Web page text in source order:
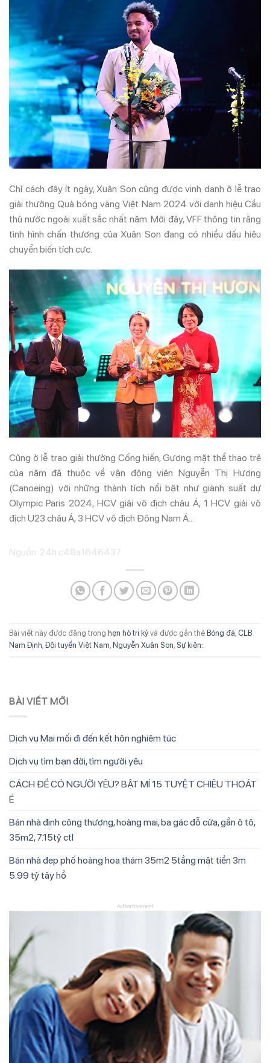
Chỉ cách đây ít ngày, Xuân Son cũng được vinh danh ở lễ trao
giải thưởng Quả bóng vàng Việt Nam 2024 với danh hiệu Cầu
thủ nước ngoài xuất sắc nhất năm. Mới đây, VFF thông tin rằng
tình hình chấn thương của Xuân Son đang có nhiều dấu hiệu
chuyển biến tích cực.
Cũng ở lễ trao giải thưởng Cống hiến, Gương mặt thể thao trẻ
của năm đã thuộc về vận động viên Nguyễn Thị Hương
(Canoeing) với những thành tích nổi bật như giành suất dự
Olympic Paris 2024, HCV giải vô địch châu Á, 1 HCV giải vô
địch U23 châu Á, 3 HCV vô địch Đông Nam Á…
Nguồn: 24h c48a1646437
Bài viết này được đăng trong hẹn hò tri kỷ và được gắn thẻ Bóng đá, CLB
Nam Định, Đội tuyển Việt Nam, Nguyễn Xuân Son, Sự kiện:.
BÀI VIẾT MỚI
Dịch vụ Mai mối đi đến kết hôn nghiêm túc
Dịch vụ tìm bạn đời, tìm người yêu
CÁCH ĐỂ CÓ NGƯỜI YÊU? BẬT MÍ 15 TUYỆT CHIÊU THOÁT
Ế
Bán nhà định công thượng, hoàng mai, ba gác đỗ cửa, gần ô tô,
35m2, 7.15tỷ ctl
Bán nhà đẹp phố hoàng hoa thám 35m2 5tầng mặt tiền 3m
5.99 tỷ tây hồ
Advertisement